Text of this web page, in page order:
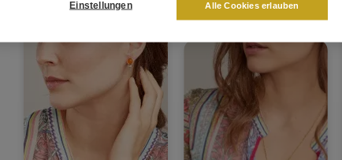
Halsketten
Einstellungen Alle Cookies erlauben